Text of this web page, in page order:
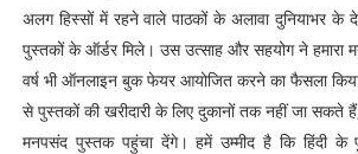
अलग हिस्सों में रहने वाले पाठकों के अलावा दुनियाभर के
पुस्तकों के ऑर्डर मिले। उस उत्साह और सहयोग ने हमारा
वर्ष भी ऑनलाइन बुक फेयर आयोजित करने का फैसला
से पुस्तकों की खरीदारी के लिए दुकानों तक नहीं जा सकते
मनपसंद पुस्तक पहुंचा देंगे। हमें उम्मीद है कि हिंदी के